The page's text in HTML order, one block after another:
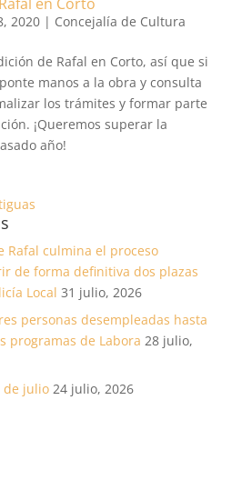
2020| Concejalía de Cultura
de Rafal en Corto, así que si
manos a la obra y consulta
los trámites y formar parte
¡Queremos superar la
año!
Rafal culmina el proceso
de forma definitiva dos plazas
Local 31 julio, 2026
personas desempleadas hasta
programas de Labora 28 julio,
de julio 24 julio, 2026